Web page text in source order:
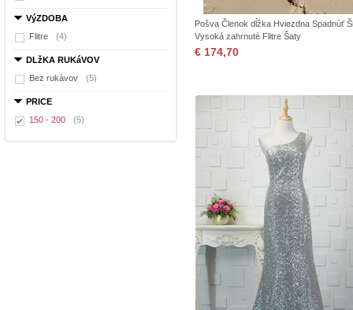
VýZDOBA
Flitre
(4)
DLžKA RUKáVOV
Bez rukávov
(5)
PRICE
150 - 200
(5)
Pošva Členok dĺžka Hviezdna Spadnúť
Vysoká zahrnuté Flitre Šaty
€ 174,70